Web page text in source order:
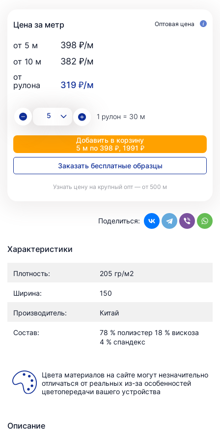
Цена за метр Оптовая цена
от 5 м 398 ₽/м
от 10 м 382 ₽/м
от
рулона
319 ₽/м
1 рулон = 30 м
Добавить в корзину
5 м по 398 ₽, 1991 ₽
Заказать бесплатные образцы
Узнать цену на крупный опт — от 500 м
Поделиться:
Характеристики
Плотность: 205 гр/м2
Ширина: 150
Производитель: Китай
Состав:
78 % полиэстер 18 % вискоза
4 % спандекс
Цвета материалов на сайте могут незначительно
отличаться от реальных из-за особенностей
цветопередачи вашего устройства
Описание